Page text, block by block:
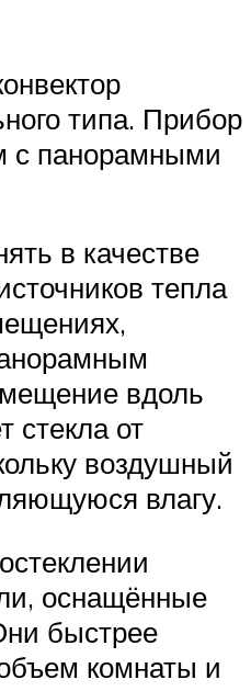
типа. Прибор
с панорамными
в качестве
тепла
вдоль
стекла от
воздушный
влагу.
оснащённые
быстрее
комнаты и